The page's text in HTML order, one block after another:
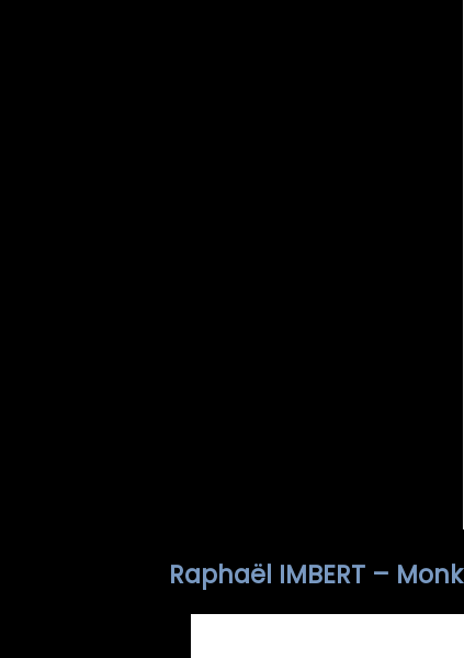
Raphaël IMBERT – Monk